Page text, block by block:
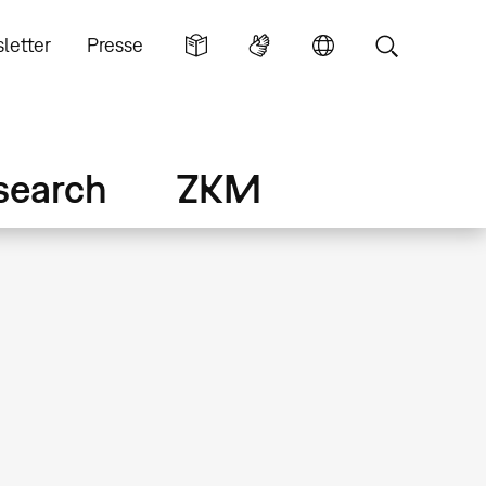
Presse
ZKM